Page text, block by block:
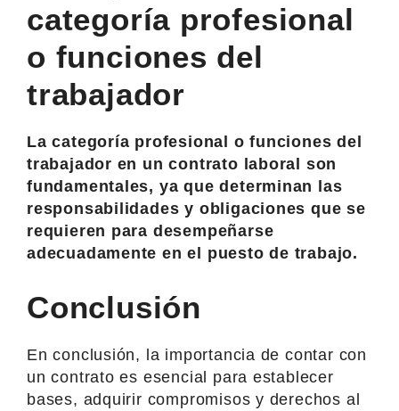
categoría profesional
o funciones del
trabajador
La categoría profesional o funciones del
trabajador en un contrato laboral son
fundamentales, ya que determinan las
responsabilidades y obligaciones que se
requieren para desempeñarse
adecuadamente en el puesto de trabajo.
Conclusión
En conclusión, la importancia de contar con
un contrato es esencial para establecer
bases, adquirir compromisos y derechos al